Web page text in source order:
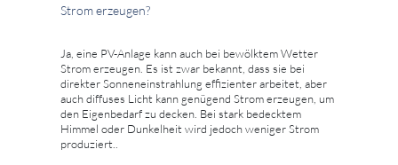
Strom erzeugen?
Ja, eine PV-Anlage kann auch bei bewölktem Wetter
Strom erzeugen. Es ist zwar bekannt, dass sie bei
direkter Sonneneinstrahlung effizienter arbeitet, aber
auch diffuses Licht kann genügend Strom erzeugen, um
den Eigenbedarf zu decken. Bei stark bedecktem
Himmel oder Dunkelheit wird jedoch weniger Strom
produziert..